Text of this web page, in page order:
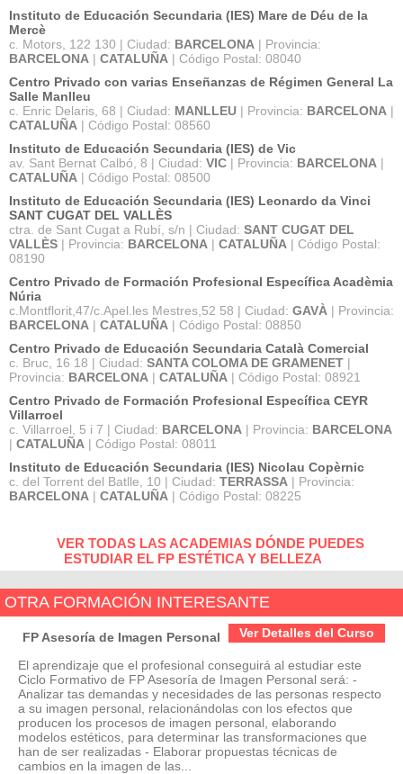
Instituto de Educación Secundaria (IES) Mare de Déu de la
Mercè
c. Motors, 122 130 | Ciudad: BARCELONA | Provincia:
BARCELONA | CATALUÑA | Código Postal: 08040
Centro Privado con varias Enseñanzas de Régimen General La
Salle Manlleu
c. Enric Delaris, 68 | Ciudad: MANLLEU | Provincia: BARCELONA |
CATALUÑA | Código Postal: 08560
Instituto de Educación Secundaria (IES) de Vic
av. Sant Bernat Calbó, 8 | Ciudad: VIC | Provincia: BARCELONA |
CATALUÑA | Código Postal: 08500
Instituto de Educación Secundaria (IES) Leonardo da Vinci
SANT CUGAT DEL VALLÈS
ctra. de Sant Cugat a Rubí, s/n | Ciudad: SANT CUGAT DEL
VALLÈS | Provincia: BARCELONA | CATALUÑA | Código Postal:
08190
Centro Privado de Formación Profesional Específica Acadèmia
Núria
c.Montflorit,47/c.Apel.les Mestres,52 58 | Ciudad: GAVÀ | Provincia:
BARCELONA | CATALUÑA | Código Postal: 08850
Centro Privado de Educación Secundaria Català Comercial
c. Bruc, 16 18 | Ciudad: SANTA COLOMA DE GRAMENET |
Provincia: BARCELONA | CATALUÑA | Código Postal: 08921
Centro Privado de Formación Profesional Específica CEYR
Villarroel
c. Villarroel, 5 i 7 | Ciudad: BARCELONA | Provincia: BARCELONA
| CATALUÑA | Código Postal: 08011
Instituto de Educación Secundaria (IES) Nicolau Copèrnic
c. del Torrent del Batlle, 10 | Ciudad: TERRASSA | Provincia:
BARCELONA | CATALUÑA | Código Postal: 08225
VER TODAS LAS ACADEMIAS DÓNDE PUEDES
ESTUDIAR EL FP ESTÉTICA Y BELLEZA
OTRA FORMACIÓN INTERESANTE
Ver Detalles del Curso
FP Asesoría de Imagen Personal
El aprendizaje que el profesional conseguirá al estudiar este
Ciclo Formativo de FP Asesoría de Imagen Personal será: -
Analizar tas demandas y necesidades de las personas respecto
a su imagen personal, relacionándolas con los efectos que
producen los procesos de imagen personal, elaborando
modelos estéticos, para determinar las transformaciones que
han de ser realizadas - Elaborar propuestas técnicas de
cambios en la imagen de las...